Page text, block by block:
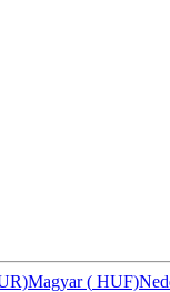
Magyar( HUF)